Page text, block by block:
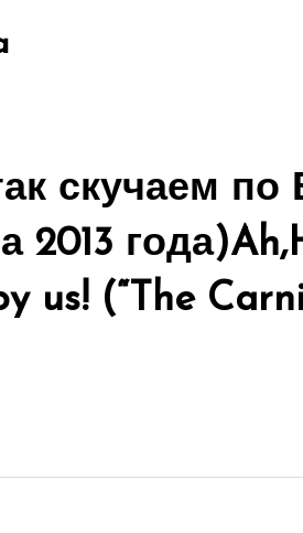
скучаем по
2013 года)
us! (“The